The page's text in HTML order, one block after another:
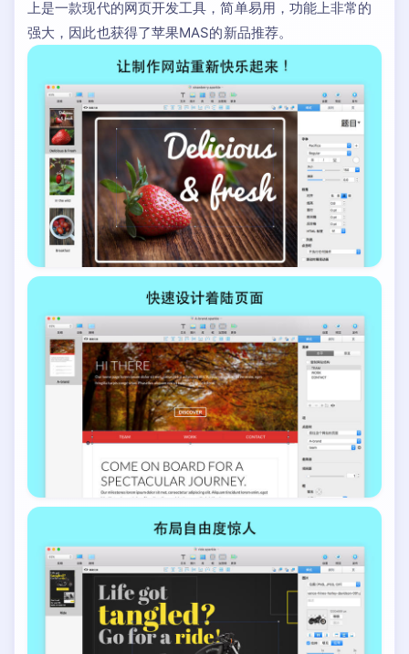
上是一款现代的网页开发工具，简单易用，功能上非常的
强大，因此也获得了苹果MAS的新品推荐。